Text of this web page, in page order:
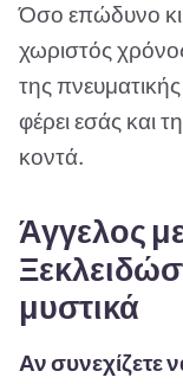
Όσο επώδυνο κι
χωριστός
της
φέρει εσάς και
κοντά.
Άγγελος
μυστικά
Αν συνεχίζετε